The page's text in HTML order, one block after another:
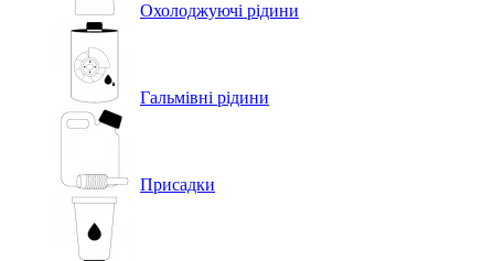
Охолоджуючі рідини
Гальмівні рідини
Присадки